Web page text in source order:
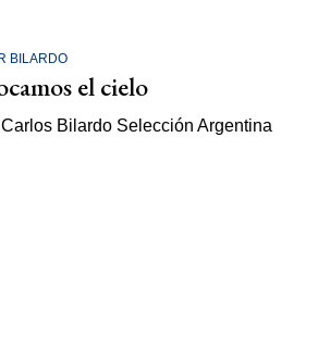
BILARDO
el cielo